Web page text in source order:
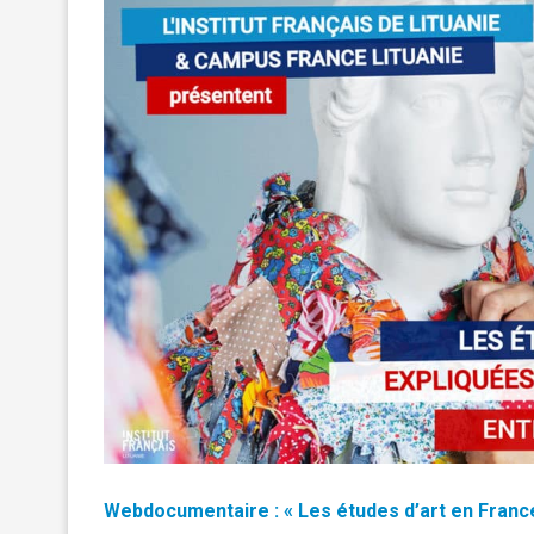
Webdocumentaire : « Les études d’art en